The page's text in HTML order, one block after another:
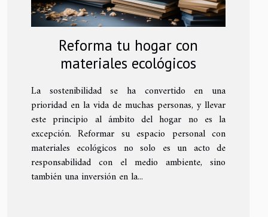
Reforma tu hogar con
materiales ecológicos
La sostenibilidad se ha convertido en una
prioridad en la vida de muchas personas, y llevar
este principio al ámbito del hogar no es la
excepción. Reformar su espacio personal con
materiales ecológicos no solo es un acto de
responsabilidad con el medio ambiente, sino
también una inversión en la...